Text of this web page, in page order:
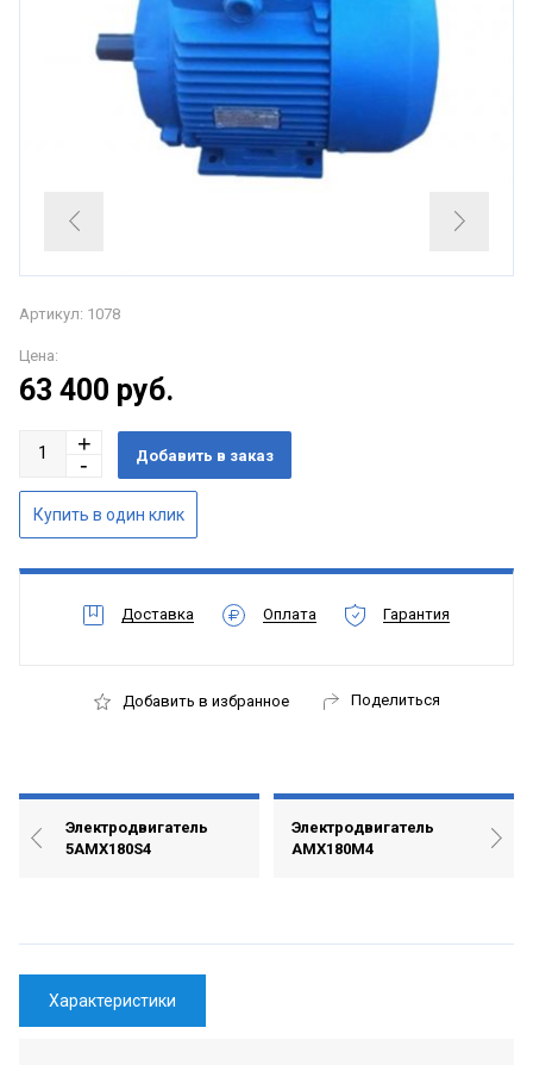
Артикул: 1078
Цена:
63 400 руб.
Доставка Оплата Гарантия
Добавить в избранное Поделиться
Электродвигатель
5АМХ180S4
Электродвигатель
АМХ180М4
Характеристики